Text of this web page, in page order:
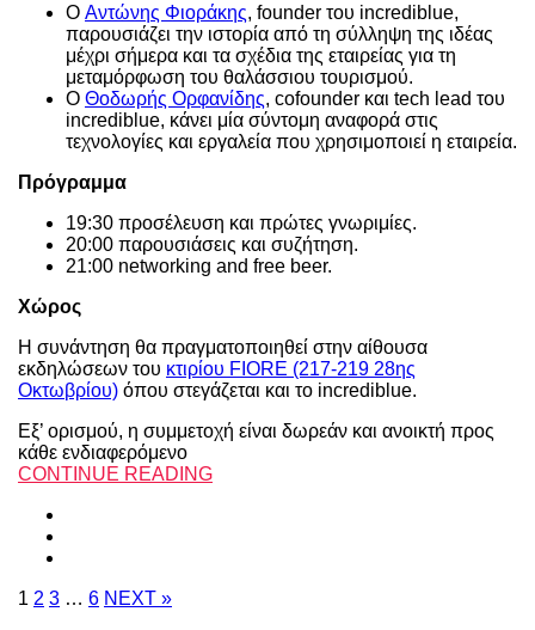
Ο Αντώνης Φιοράκης, founder του incrediblue,
παρουσιάζει την ιστορία από τη σύλληψη της ιδέας
μέχρι σήμερα και τα σχέδια της εταιρείας για τη
μεταμόρφωση του θαλάσσιου τουρισμού.
Ο Θοδωρής Ορφανίδης, cofounder και tech lead του
incrediblue, κάνει μία σύντομη αναφορά στις
τεχνολογίες και εργαλεία που χρησιμοποιεί η εταιρεία.
Πρόγραμμα
19:30 προσέλευση και πρώτες γνωριμίες.
20:00 παρουσιάσεις και συζήτηση.
21:00 networking and free beer.
Χώρος
H συνάντηση θα πραγματοποιηθεί στην αίθουσα
εκδηλώσεων του κτιρίου FIORE (217-219 28ης
Οκτωβρίου) όπου στεγάζεται και το incrediblue.
Εξ’ ορισμού, η συμμετοχή είναι δωρεάν και ανοικτή προς
κάθε ενδιαφερόμενο
CONTINUE READING
1 2 3 … 6 NEXT »